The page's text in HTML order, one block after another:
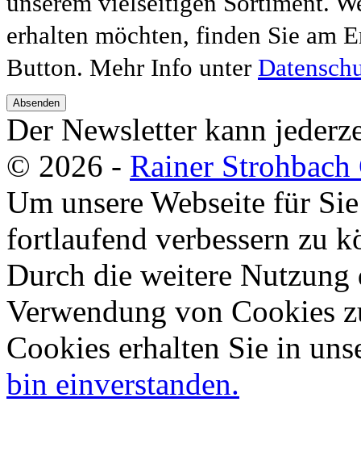
erhalten möchten, finden Sie am
Button. Mehr Info unter
Absenden
Der Newsletter kann
© 2026 - Rainer
Um unsere Webseite für
fortlaufend verbessern zu
Durch die weitere Nutzung
Verwendung von Cookies
Cookies erhalten Sie in
bin einverstanden.